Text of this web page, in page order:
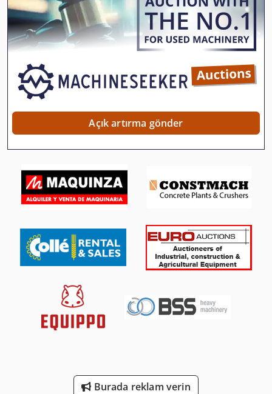
Köşe Araçları
Mobil Vinç
Taş Kırıcı
Tek Kirişli Gezer Köprülü Vinç
Ticari Demir
Vinç Kaldırma
Vinç Kolu Forklift Kamyonlar Için
Vinç Mıknatıs
Vinç Zinciri
Vinç Ölçek
Açık artırma gönder
Burada reklam verin